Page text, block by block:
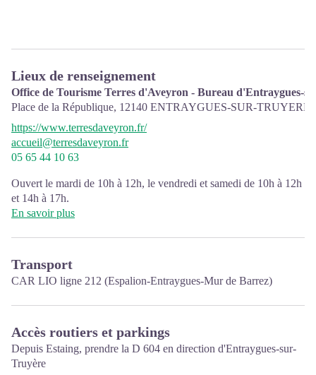
Lieux de renseignement
Office de Tourisme Terres d'Aveyron - Bureau d'Entraygues-
Place de la République, 12140 ENTRAYGUES-SUR-TRUYERE
https://www.terresdaveyron.fr/
accueil@terresdaveyron.fr
05 65 44 10 63
Ouvert le mardi de 10h à 12h, le vendredi et samedi de 10h à 12h
et 14h à 17h.
En savoir plus
Transport
CAR LIO ligne 212 (Espalion-Entraygues-Mur de Barrez)
Accès routiers et parkings
Depuis Estaing, prendre la D 604 en direction d'Entraygues-sur-
Truyère